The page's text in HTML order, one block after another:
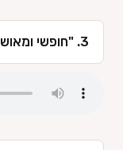
3. "חופשי ומאושר" - צלילי הכרם